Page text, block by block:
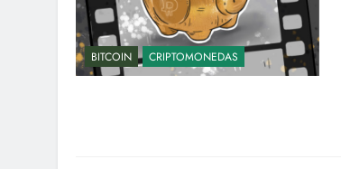
BITCOIN CRIPTOMONEDAS